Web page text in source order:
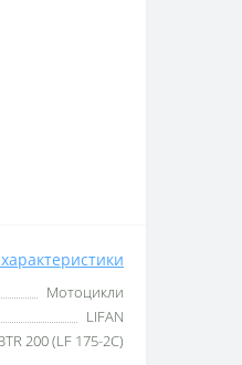
характеристики
Мотоцикли
LIFAN
200 (LF 175-2С)